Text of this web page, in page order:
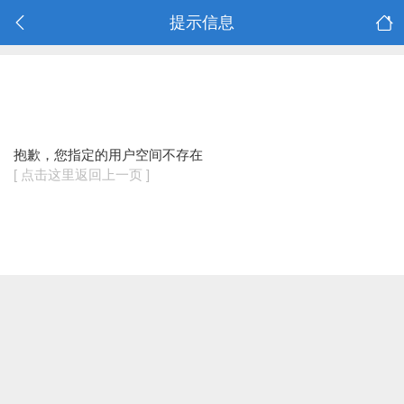
提示信息
抱歉，您指定的用户空间不存在
[ 点击这里返回上一页 ]